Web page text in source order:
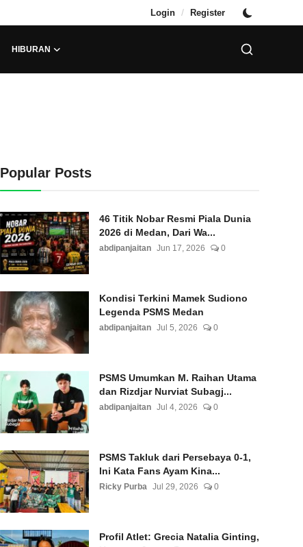
Login / Register
HIBURAN
Popular Posts
46 Titik Nobar Resmi Piala Dunia
2026 di Medan, Dari Wa...
abdipanjaitan Jun 17, 2026 0
Kondisi Terkini Mamek Sudiono
Legenda PSMS Medan
abdipanjaitan Jul 5, 2026 0
PSMS Umumkan M. Raihan Utama
dan Rizdjar Nurviat Subagj...
abdipanjaitan Jul 4, 2026 0
PSMS Takluk dari Persebaya 0-1,
Ini Kata Fans Ayam Kina...
Ricky Purba Jul 29, 2026 0
Profil Atlet: Grecia Natalia Ginting,